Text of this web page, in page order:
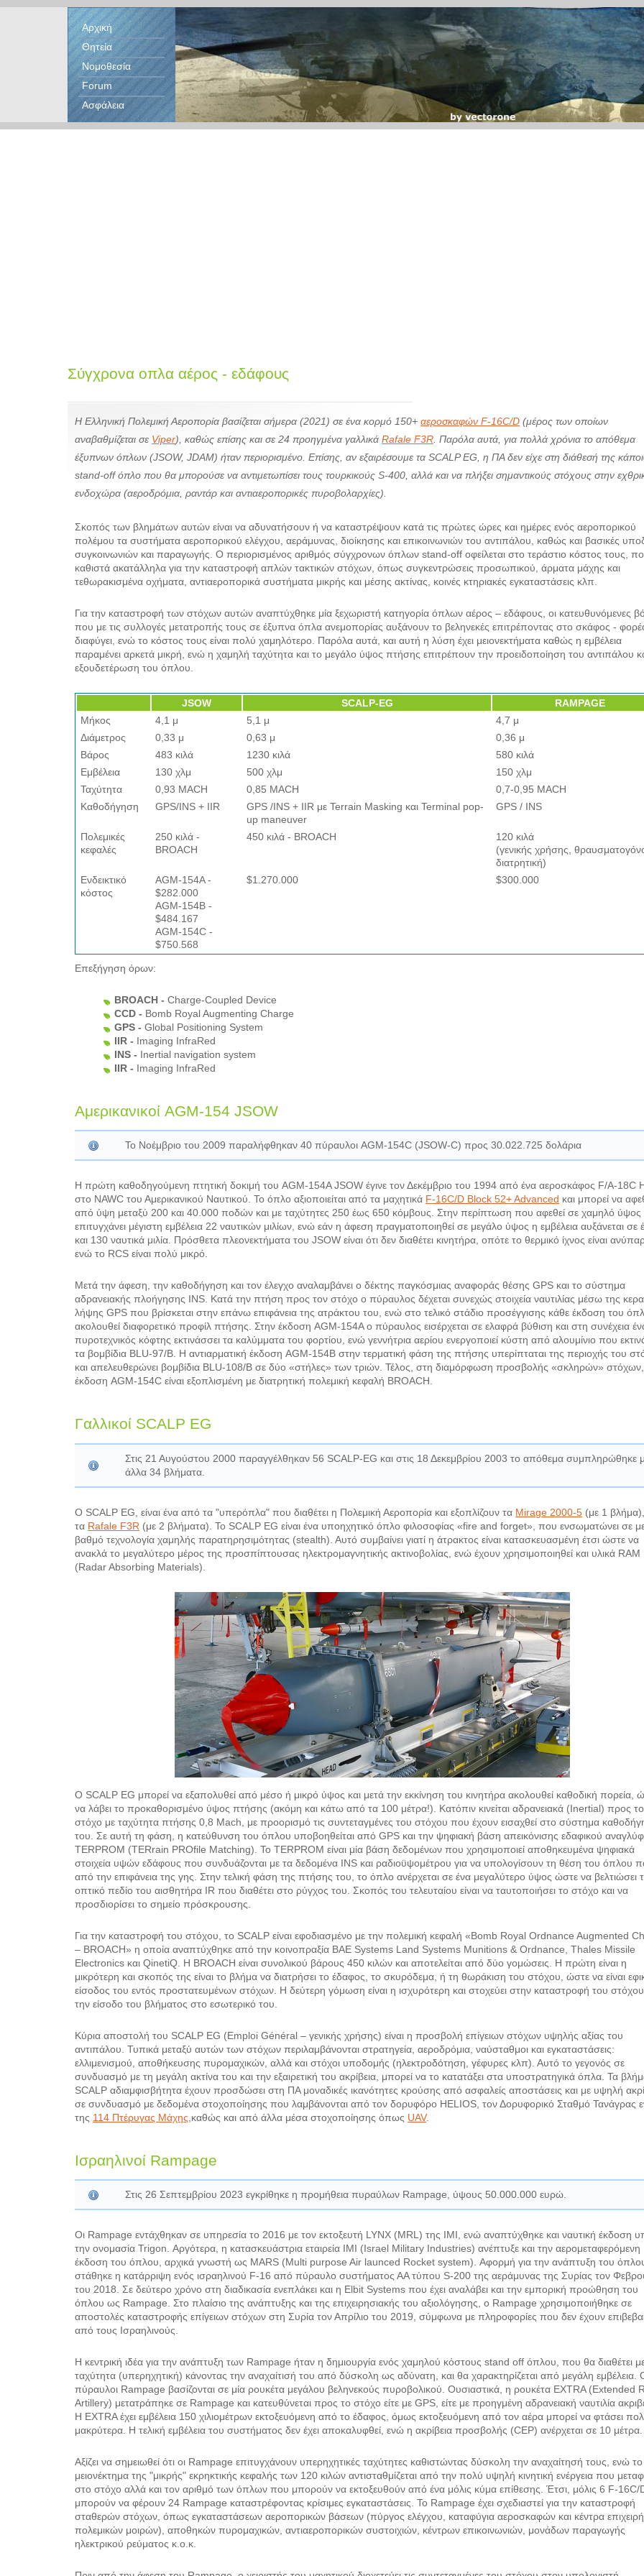
Αρχική
Θητεία
Νομοθεσία
Forum
Ασφάλεια
Σύγχρονα οπλα αέρος - εδάφους
Η Ελληνική Πολεμική Αεροπορία βασίζεται σήμερα (2021) σε ένα κορμό 150+αεροσκαφών F-16C/D (μέρος των οποίων
αναβαθμίζεται σε Viper), καθώς επίσης και σε 24 προηγμένα γαλλικάRafale F3R . Παρόλα αυτά, για πολλά χρόνια το απόθεμα
έξυπνων όπλων (JSOW, JDAM) ήταν περιορισμένο. Επίσης, αν εξαιρέσουμε τα SCALP EG, η ΠΑ δεν είχε στη διάθεσή της
stand-off όπλο που θα μπορούσε να αντιμετωπίσει τους τουρκικούς S-400, αλλά και να πλήξει σημαντικούς στόχους στην
ενδοχώρα (αεροδρόμια, ραντάρ και αντιαεροπορικές πυροβολαρχίες).
Σκοπός των βλημάτων αυτών είναι να αδυνατήσουν ή να καταστρέψουν κατά τις πρώτες ώρες και ημέρες ενός αεροπορικού
πολέμου τα συστήματα αεροπορικού ελέγχου, αεράμυνας, διοίκησης και επικοινωνιών του αντιπάλου, καθώς και βασικές
συγκοινωνιών και παραγωγής. Ο περιορισμένος αριθμός σύγχρονων όπλων stand-off οφείλεται στο τεράστιο κόστος τους,
καθιστά ακατάλληλα για την καταστροφή απλών τακτικών στόχων, όπως συγκεντρώσεις προσωπικού, άρματα μάχης και
τεθωρακισμένα οχήματα, αντιαεροπορικά συστήματα μικρής και μέσης ακτίνας, κοινές κτηριακές εγκαταστάσεις κλπ.
Για την καταστροφή των στόχων αυτών αναπτύχθηκε μία ξεχωριστή κατηγορία όπλων αέρος – εδάφους, οι κατευθυνόμενες
που με τις συλλογές μετατροπής τους σε έξυπνα όπλα ανεμοπορίας αυξάνουν το βεληνεκές επιτρέποντας στο σκάφος -
διαφύγει, ενώ το κόστος τους είναι πολύ χαμηλότερο. Παρόλα αυτά, και αυτή η λύση έχει μειονεκτήματα καθώς η εμβέλεια
παραμένει αρκετά μικρή, ενώ η χαμηλή ταχύτητα και το μεγάλο ύψος πτήσης επιτρέπουν την προειδοποίηση του αντιπάλου
εξουδετέρωση του όπλου.
JSOW SCALP-EG
RAMPAGE
Μήκος
4,1 μ 5,1 μ
4,7 μ
Διάμετρος
0,33 μ 0,63 μ
0,36 μ
Βάρος
483 κιλά 1230 κιλά
580 κιλά
Εμβέλεια
130 χλμ 500 χλμ
150 χλμ
Ταχύτητα
0,93 MACH 0,85 MACH
0,7-0,95 MACH
Καθοδήγηση
GPS/INS + IIR
GPS /INS + IIR με Terrain Masking και Terminal pop-
up maneuver
GPS / INS
Πολεμικές
κεφαλές
250 κιλά -
BROACH
450 κιλά - BROACH
120 κιλά
(γενικής χρήσης,
διατρητική)
Ενδεικτικό
κόστος
AGM-154A -
$282.000
AGM-154B -
$484.167
AGM-154C -
$750.568
$1.270.000 $300.000
Επεξήγηση όρων:
BROACH -Charge-Coupled Device
CCD - Bomb Royal Augmenting Charge
GPS -Global Positioning System
IIR - Imaging InfraRed
INS - Inertial navigation system
IIR - Imaging InfraRed
Αμερικανικοί AGM-154 JSOW
Το Νοέμβριο του 2009 παραλήφθηκαν 40 πύραυλοι AGM-154C (JSOW-C) προς 30.022.725 δολάρια
Η πρώτη καθοδηγούμενη πτητική δοκιμή του AGM-154A JSOW έγινε τον Δεκέμβριο του 1994 από ένα αεροσκάφος F/A-18C
στο NAWC του Αμερικανικού Ναυτικού. Το όπλο αξιοποιείται από τα μαχητικά F-16C/D Block 52+ Advanced και μπορεί να
από ύψη μεταξύ 200 και 40.000 ποδών και με ταχύτητες 250 έως 650 κόμβους. Στην περίπτωση που αφεθεί σε χαμηλό ύψος
επιτυγχάνει μέγιστη εμβέλεια 22 ναυτικών μιλίων, ενώ εάν η άφεση πραγματοποιηθεί σε μεγάλο ύψος η εμβέλεια αυξάνεται σε
και 130 ναυτικά μιλία. Πρόσθετα πλεονεκτήματα του JSOW είναι ότι δεν διαθέτει κινητήρα, οπότε το θερμικό ίχνος είναι
ενώ το RCS είναι πολύ μικρό.
Μετά την άφεση, την καθοδήγηση και τον έλεγχο αναλαμβάνει ο δέκτης παγκόσμιας αναφοράς θέσης GPS και το σύστημα
αδρανειακής πλοήγησης INS. Κατά την πτήση προς τον στόχο ο πύραυλος δέχεται συνεχώς στοιχεία ναυτιλίας μέσω της
λήψης GPS που βρίσκεται στην επάνω επιφάνεια της ατράκτου του, ενώ στο τελικό στάδιο προσέγγισης κάθε έκδοση του
ακολουθεί διαφορετικό προφίλ πτήσης. Στην έκδοση AGM-154A ο πύραυλος εισέρχεται σε ελαφρά βύθιση και στη συνέχεια
πυροτεχνικός κόφτης εκτινάσσει τα καλύμματα του φορτίου, ενώ γεννήτρια αερίου ενεργοποιεί κύστη από αλουμίνιο που
τα βομβίδια BLU-97/B. Η αντιαρματική έκδοση AGM-154B στην τερματική φάση της πτήσης υπερίπταται της περιοχής του
και απελευθερώνει βομβίδια BLU-108/B σε δύο «στήλες» των τριών. Τέλος, στη διαμόρφωση προσβολής «σκληρών»
έκδοση AGM-154C είναι εξοπλισμένη με διατρητική πολεμική κεφαλή BROACH.
Γαλλικοί SCALP EG
Στις 21 Αυγούστου 2000 παραγγέλθηκαν 56 SCALP-EG και στις 18 Δεκεμβρίου 2003 το απόθεμα συμπληρώθηκε
άλλα 34 βλήματα.
O SCALP EG, είναι ένα από τα "υπερόπλα" που διαθέτει η Πολεμική Αεροπορία και εξοπλίζουν τα Mirage 2000-5 (με 1
τα Rafale F3R (με 2 βλήματα). Το SCALP EG είναι ένα υποηχητικό όπλο φιλοσοφίας «fire and forget», που ενσωματώνει σε
βαθμό τεχνολογία χαμηλής παρατηρησιμότητας (stealth). Αυτό συμβαίνει γιατί η άτρακτος είναι κατασκευασμένη έτσι ώστε να
ανακλά το μεγαλύτερο μέρος της προσπίπτουσας ηλεκτρομαγνητικής ακτινοβολίας, ενώ έχουν χρησιμοποιηθεί και υλικά RAM
(Radar Absorbing Materials).
Ο SCALP EG μπορεί να εξαπολυθεί από μέσο ή μικρό ύψος και μετά την εκκίνηση του κινητήρα ακολουθεί καθοδική πορεία,
να λάβει το προκαθορισμένο ύψος πτήσης (ακόμη και κάτω από τα 100 μέτρα!). Κατόπιν κινείται αδρανειακά (Inertial) προς το
στόχο με ταχύτητα πτήσης 0,8 Mach, με προορισμό τις συντεταγμένες του στόχου που έχουν εισαχθεί στο σύστημα
του. Σε αυτή τη φάση, η κατεύθυνση του όπλου υποβοηθείται από GPS και την ψηφιακή βάση απεικόνισης εδαφικού
TERPROM (TERrain PROfile Matching). To TERPROM είναι μία βάση δεδομένων που χρησιμοποιεί αποθηκευμένα ψηφιακά
στοιχεία υψών εδάφους που συνδυάζονται με τα δεδομένα INS και ραδιοϋψομέτρου για να υπολογίσουν τη θέση του όπλου
από την επιφάνεια της γης. Στην τελική φάση της πτήσης του, το όπλο ανέρχεται σε ένα μεγαλύτερο ύψος ώστε να βελτιώσει
οπτικό πεδίο του αισθητήρα IR που διαθέτει στο ρύγχος του. Σκοπός του τελευταίου είναι να ταυτοποιήσει το στόχο και να
προσδιορίσει το σημείο πρόσκρουσης.
Για την καταστροφή του στόχου, το SCALP είναι εφοδιασμένο με την πολεμική κεφαλή «Bomb Royal Ordnance Augmented
– BROACH» η οποία αναπτύχθηκε από την κοινοπραξία BAE Systems Land Systems Munitions & Ordnance, Thales Missile
Electronics και QinetiQ. Η BROACH είναι συνολικού βάρους 450 κιλών και αποτελείται από δύο γομώσεις. Η πρώτη είναι η
μικρότερη και σκοπός της είναι το βλήμα να διατρήσει το έδαφος, το σκυρόδεμα, ή τη θωράκιση του στόχου, ώστε να είναι
είσοδος του εντός προστατευμένων στόχων. Η δεύτερη γόμωση είναι η ισχυρότερη και στοχεύει στην καταστροφή του
την είσοδο του βλήματος στο εσωτερικό του.
Κύρια αποστολή του SCALP EG (Emploi Général – γενικής χρήσης) είναι η προσβολή επίγειων στόχων υψηλής αξίας του
αντιπάλου. Τυπικά μεταξύ αυτών των στόχων περιλαμβάνονται στρατηγεία, αεροδρόμια, ναύσταθμοι και εγκαταστάσεις:
ελλιμενισμού, αποθήκευσης πυρομαχικών, αλλά και στόχοι υποδομής (ηλεκτροδότηση, γέφυρες κλπ). Αυτό το γεγονός σε
συνδυασμό με τη μεγάλη ακτίνα του και την εξαιρετική του ακρίβεια, μπορεί να το κατατάξει στα υποστρατηγικά όπλα. Τα
SCALP αδιαμφισβήτητα έχουν προσδώσει στη ΠΑ μοναδικές ικανότητες κρούσης από ασφαλείς αποστάσεις και με υψηλή
σε συνδυασμό με δεδομένα στοχοποίησης που λαμβάνονται από τον δορυφόρο HELIOS, τον Δορυφορικό Σταθμό Τανάγρας
της 114 Πτέρυγας Μάχης ,καθώς και από άλλα μέσα στοχοποίησης όπως UAV.
Ισραηλινοί Rampage
Στις 26 Σεπτεμβρίου 2023 εγκρίθηκε η προμήθεια πυραύλων Rampage, ύψους 50.000.000 ευρώ.
Οι Rampage εντάχθηκαν σε υπηρεσία το 2016 με τον εκτοξευτή LYNX (MRL) της IMI, ενώ αναπτύχθηκε και ναυτική έκδοση
την ονομασία Trigon. Αργότερα, η κατασκευάστρια εταιρεία ΙΜΙ (Israel Military Industries) ανέπτυξε και την αερομεταφερόμενη
έκδοση του όπλου, αρχικά γνωστή ως MARS (Multi purpose Air launced Rocket system). Αφορμή για την ανάπτυξη του
στάθηκε η κατάρριψη ενός ισραηλινού F-16 από πύραυλο συστήματος ΑΑ τύπου S-200 της αεράμυνας της Συρίας τον
του 2018. Σε δεύτερο χρόνο στη διαδικασία ενεπλάκει και η Elbit Systems που έχει αναλάβει και την εμπορική προώθηση του
όπλου ως Rampage. Στο πλαίσιο της ανάπτυξης και της επιχειρησιακής του αξιολόγησης, ο Rampage χρησιμοποιήθηκε σε
αποστολές καταστροφής επίγειων στόχων στη Συρία τον Απρίλιο του 2019, σύμφωνα με πληροφορίες που δεν έχουν
από τους Ισραηλινούς.
H κεντρική ιδέα για την ανάπτυξη των Rampage ήταν η δημιουργία ενός χαμηλού κόστους stand off όπλου, που θα διαθέτει
ταχύτητα (υπερηχητική) κάνοντας την αναχαίτισή του από δύσκολη ως αδύνατη, και θα χαρακτηρίζεται από μεγάλη εμβέλεια.
πύραυλοι Rampage βασίζονται σε μία ρουκέτα μεγάλου βεληνεκούς πυροβολικού. Ουσιαστικά, η ρουκέτα EXTRA (Extended
Artillery) μετατράπηκε σε Rampage και κατευθύνεται προς το στόχο είτε με GPS, είτε με προηγμένη αδρανειακή ναυτιλία
Η EXTRA έχει εμβέλεια 150 χιλιομέτρων εκτοξευόμενη από το έδαφος, όμως εκτοξευόμενη από τον αέρα μπορεί να φτάσει
μακρύτερα. Η τελική εμβέλεια του συστήματος δεν έχει αποκαλυφθεί, ενώ η ακρίβεια προσβολής (CEP) ανέρχεται σε 10 μέτρα.
Αξίζει να σημειωθεί ότι οι Rampage επιτυγχάνουν υπερηχητικές ταχύτητες καθιστώντας δύσκολη την αναχαίτησή τους, ενώ το
μειονέκτημα της "μικρής" εκρηκτικής κεφαλής των 120 κιλών αντισταθμίζεται από την πολύ υψηλή κινητική ενέργεια που
στο στόχο αλλά και τον αριθμό των όπλων που μπορούν να εκτοξευθούν από ένα μόλις κύμα επίθεσης. Έτσι, μόλις 6 F-16C/
μπορούν να φέρουν 24 Rampage καταστρέφοντας κρίσιμες εγκαταστάσεις. Το Rampage έχει σχεδιαστεί για την καταστροφή
σταθερών στόχων, όπως εγκαταστάσεων αεροπορικών βάσεων (πύργος ελέγχου, καταφύγια αεροσκαφών και κέντρα
πολεμικών μοιρών), αποθηκών πυρομαχικών, αντιαεροπορικών συστοιχιών, κέντρων επικοινωνιών, μονάδων παραγωγής
ηλεκτρικού ρεύματος κ.ο.κ.